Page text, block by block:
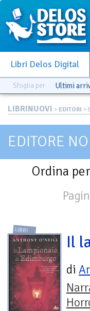
Libri Delos Digital
Sfoglia per Ultimi
LIBRINUOVI > EDITORI >
EDITORE
Ordina
LIBRI
Il
di